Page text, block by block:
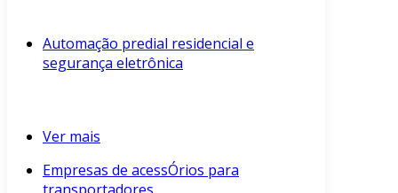
Automação predial residencial e
segurança eletrônica
Ver mais
Empresas de acessÓrios para